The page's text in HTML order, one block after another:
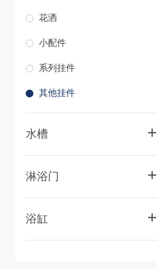
蹲便器
水箱
小便斗
拖把池
花洒
小配件
系列挂件
其他挂件
水槽 +
淋浴门 +
浴缸 +